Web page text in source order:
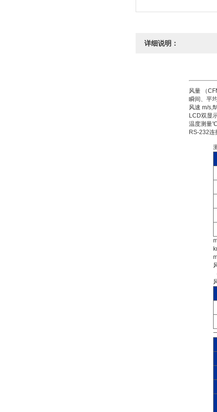
详细说明：
风量 （
瞬间、平
风速 m/
LCD双显
温度测量
RS-232连